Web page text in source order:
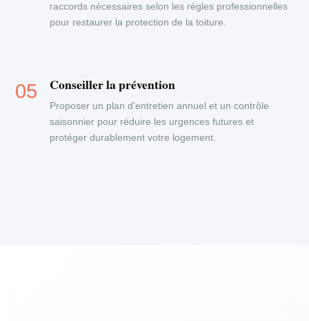
raccords nécessaires selon les règles professionnelles
pour restaurer la protection de la toiture.
Conseiller la prévention
Proposer un plan d'entretien annuel et un contrôle
saisonnier pour réduire les urgences futures et
protéger durablement votre logement.